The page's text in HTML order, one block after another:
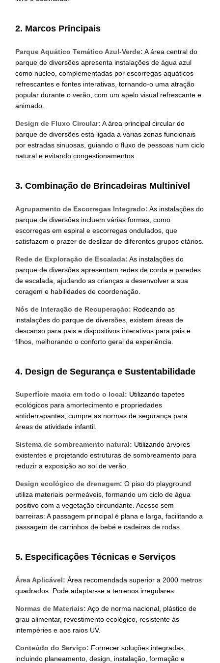
2. Marcos Principais
Parque Aquático Temático Azul-Verde: A área central do
parque de diversões apresenta instalações de água azul
como núcleo, complementadas por escorregas aquáticos
refrescantes e fontes interativas, tornando-o uma atração
popular durante o verão, com um apelo visual refrescante e
animado.
Design de Fluxo Circular: A área principal circular do
parque de diversões está ligada a várias zonas funcionais
por estradas sinuosas, guiando o fluxo de pessoas num ciclo
natural e evitando congestionamentos.
3. Combinação de Brincadeiras Multinível
Agrupamento de Escorregas Integrado: As instalações do
parque de diversões incluem várias formas, como
escorregas em espiral e escorregas ondulados, que
satisfazem o prazer de deslizar de diferentes grupos etários.
Rede de Exploração de Escalada: As instalações do
parque de diversões apresentam redes de corda e paredes
de escalada, ajudando as crianças a desenvolver a sua
coragem e habilidades de coordenação.
Nós de Interação de Recuperação: Rodeando as
instalações do parque de diversões, existem áreas de
descanso para pais e dispositivos interativos para pais e
filhos, melhorando o conforto geral da experiência.
4. Design de Segurança e Sustentabilidade
Superfície macia em todo o local: Utilizando tapetes
ecológicos para amortecimento e propriedades
antiderrapantes, cumpre as normas de segurança para
áreas de atividade infantil.
Sistema de sombreamento natural: Utilizando árvores
existentes e projetando estruturas de sombreamento para
reduzir a exposição ao sol de verão.
Design ecológico de drenagem: O piso do playground
utiliza materiais permeáveis, formando um ciclo de água
positivo com a vegetação circundante. Acesso sem
barreiras: A passagem principal é plana e larga, facilitando a
passagem de carrinhos de bebé e cadeiras de rodas.
5. Especificações Técnicas e Serviços
Área Aplicável: Área recomendada superior a 2000 metros
quadrados. Pode adaptar-se a terrenos irregulares.
Normas de Materiais: Aço de norma nacional, plástico de
grau alimentar, revestimento ecológico, resistente às
intempéries e aos raios UV.
Conteúdo do Serviço: Fornecer soluções integradas,
incluindo planeamento, design, instalação, formação e